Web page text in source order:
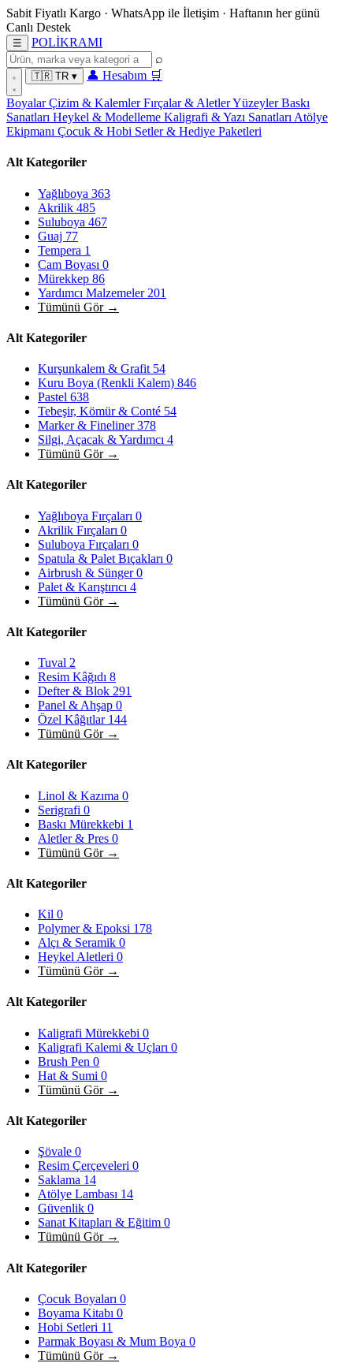
Sabit Fiyatlı Kargo · WhatsApp ile İletişim · Haftanın her günü
Canlı Destek
☰ POLİKRAMI
⌕
🇹🇷 TR ▾ 👤 Hesabım 🛒
BoyalarÇizim & KalemlerFırçalar & AletlerYüzeylerBaskı
Sanatları Heykel & Modelleme Kaligrafi & Yazı Sanatları Atölye
Ekipmanı Çocuk & Hobi Setler & Hediye Paketleri
Alt Kategoriler
Yağlıboya 363
Akrilik 485
Suluboya 467
Guaj 77
Tempera 1
Cam Boyası 0
Mürekkep 86
Yardımcı Malzemeler 201
Tümünü Gör →
Alt Kategoriler
Kurşunkalem & Grafit 54
Kuru Boya (Renkli Kalem) 846
Pastel 638
Tebeşir, Kömür & Conté 54
Marker & Fineliner378
Silgi, Açacak & Yardımcı 4
Tümünü Gör →
Alt Kategoriler
Yağlıboya Fırçaları 0
Akrilik Fırçaları 0
Suluboya Fırçaları 0
Spatula & Palet Bıçakları 0
Airbrush & Sünger0
Palet & Karıştırıcı 4
Tümünü Gör →
Alt Kategoriler
Tuval 2
Resim Kâğıdı 8
Defter & Blok 291
Panel & Ahşap 0
Özel Kâğıtlar 144
Tümünü Gör →
Alt Kategoriler
Linol & Kazıma 0
Serigrafi 0
Baskı Mürekkebi 1
Aletler & Pres 0
Tümünü Gör →
Alt Kategoriler
Kil 0
Polymer & Epoksi 178
Alçı & Seramik 0
Heykel Aletleri 0
Tümünü Gör →
Alt Kategoriler
Kaligrafi Mürekkebi 0
Kaligrafi Kalemi & Uçları 0
Brush Pen 0
Hat & Sumi 0
Tümünü Gör →
Alt Kategoriler
Şövale 0
Resim Çerçeveleri 0
Saklama 14
Atölye Lambası 14
Güvenlik 0
Sanat Kitapları & Eğitim 0
Tümünü Gör →
Alt Kategoriler
Çocuk Boyaları 0
Boyama Kitabı 0
Hobi Setleri 11
Parmak Boyası & Mum Boya 0
Tümünü Gör →